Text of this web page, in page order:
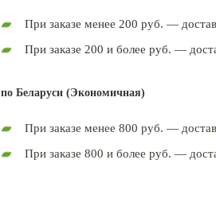
При заказе менее 200 руб. —
При заказе 200 и более руб. —
по Беларуси (Экономичная)
При заказе менее 800 руб. —
При заказе 800 и более руб. —